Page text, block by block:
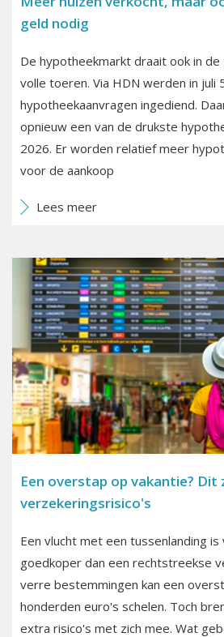
geld nodig
De hypotheekmarkt draait ook in
volle toeren. Via HDN werden in juli
hypotheekaanvragen ingediend.
opnieuw een van de drukste
2026. Er worden relatief meer
voor de aankoop
Lees meer
Een overstap op vakantie? Dit
verzekeringsrisico's
Een vlucht met een tussenlanding is
goedkoper dan een rechtstreekse
verre bestemmingen kan een
honderden euro's schelen. Toch
extra risico's met zich mee. Wat